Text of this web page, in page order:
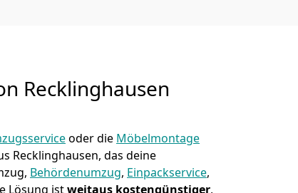
Recklinghausen
oder die Möbelmontage
Recklinghausen, das deine
Behördenumzug, Einpackservice,
Lösung istweitaus kostengünstiger,